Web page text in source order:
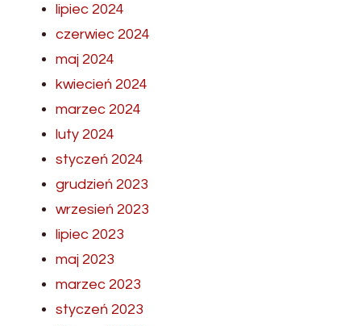
lipiec 2024
czerwiec 2024
maj 2024
kwiecień 2024
marzec 2024
luty 2024
styczeń 2024
grudzień 2023
wrzesień 2023
lipiec 2023
maj 2023
marzec 2023
styczeń 2023